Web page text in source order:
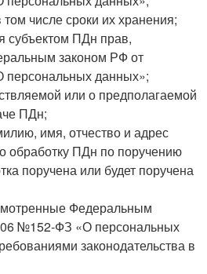
числе сроки их хранения;
субъектом ПДн прав,
законом РФ от
данных»;
или о предполагаемой
ПДн;
имя, отчество и адрес
обработку ПДн по поручению
поручена или будет поручена
Федеральным
№152-ФЗ «О персональных
законодательства в